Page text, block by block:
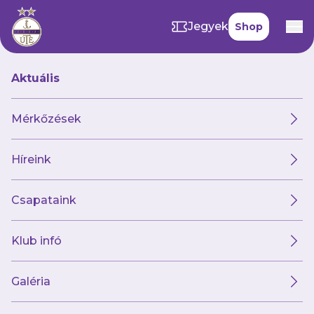
Jegyek Shop
Aktuális
Mérkőzések
Híreink
Csapataink
Klub infó
Galéria
SAJTÓ
Kedves Kollegák!
megelőző munkanapon délig, azaz